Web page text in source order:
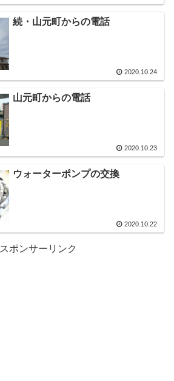
続・山元町からの電話
2020.10.24
山元町からの電話
2020.10.23
ウォーターポンプの交換
2020.10.22
スポンサーリンク